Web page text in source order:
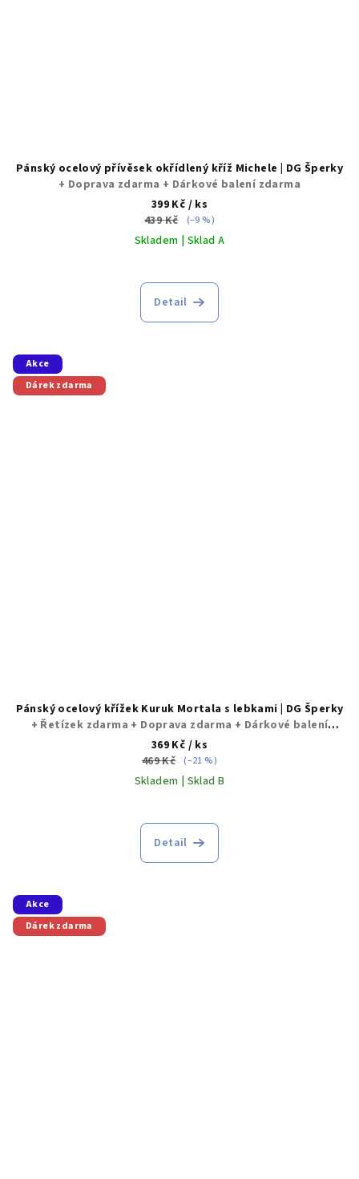
Pánský ocelový přívěsek okřídlený kříž Michele | DG Šperky
+ Doprava zdarma + Dárkové balení zdarma
399 Kč / ks
439 Kč
(–9 %)
Skladem | Sklad A
Detail
Akce
Dárek zdarma
Pánský ocelový křížek Kuruk Mortala s lebkami | DG Šperky
+ Řetízek zdarma + Doprava zdarma + Dárkové balení
zdarma
369 Kč / ks
469 Kč (–21 %)
Skladem | Sklad B
Detail
Akce
Dárek zdarma